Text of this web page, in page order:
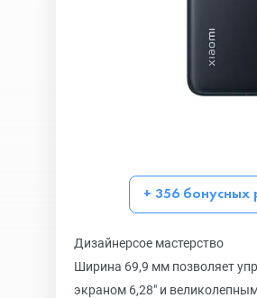
+ 356 бонусных
Дизайнерсое мастерство
Ширина 69,9 мм позволяет
экраном 6,28" и